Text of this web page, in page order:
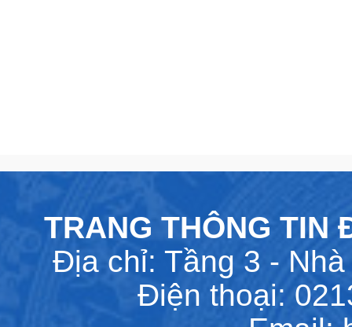
TRANG THÔNG TIN
Địa chỉ: Tầng 3 -
Điện thoại: